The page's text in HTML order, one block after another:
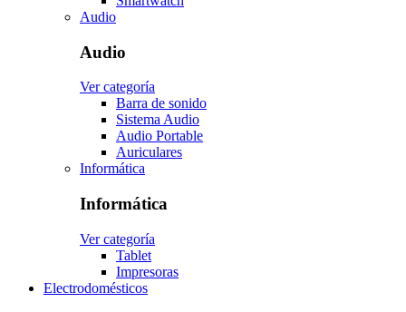
Audio
Audio
Ver categoría
Barra de sonido
Sistema Audio
Audio Portable
Auriculares
Informática
Informática
Ver categoría
Tablet
Impresoras
Electrodomésticos